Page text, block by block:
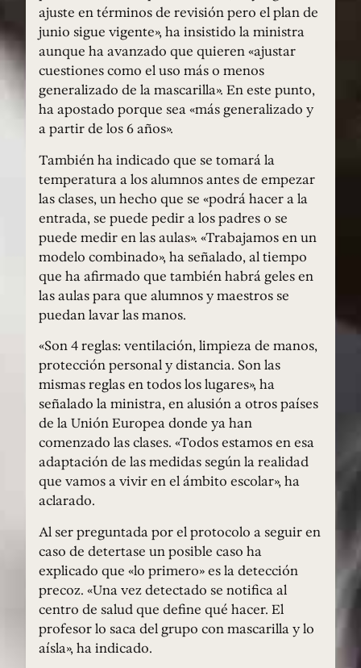
ajuste en términos de revisión pero el plan de
junio sigue vigente», ha insistido la ministra
aunque ha avanzado que quieren «ajustar
cuestiones como el uso más o menos
generalizado de la mascarilla». En este punto,
ha apostado porque sea «más generalizado y
a partir de los 6 años».
También ha indicado que se tomará la
temperatura a los alumnos antes de empezar
las clases, un hecho que se «podrá hacer a la
entrada, se puede pedir a los padres o se
puede medir en las aulas». «Trabajamos en un
modelo combinado», ha señalado, al tiempo
que ha afirmado que también habrá geles en
las aulas para que alumnos y maestros se
puedan lavar las manos.
«Son 4 reglas: ventilación, limpieza de manos,
protección personal y distancia. Son las
mismas reglas en todos los lugares», ha
señalado la ministra, en alusión a otros países
de la Unión Europea donde ya han
comenzado las clases. «Todos estamos en esa
adaptación de las medidas según la realidad
que vamos a vivir en el ámbito escolar», ha
aclarado.
Al ser preguntada por el protocolo a seguir en
caso de detertase un posible caso ha
explicado que «lo primero» es la detección
precoz. «Una vez detectado se notifica al
centro de salud que define qué hacer. El
profesor lo saca del grupo con mascarilla y lo
aísla», ha indicado.